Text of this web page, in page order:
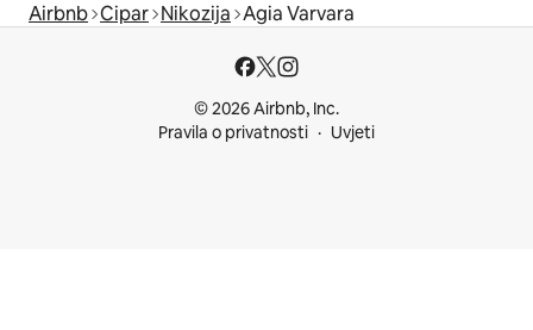
Airbnb Cipar Nikozija Agia Varvara
© 2026 Airbnb, Inc.
Pravila o privatnosti
Uvjeti